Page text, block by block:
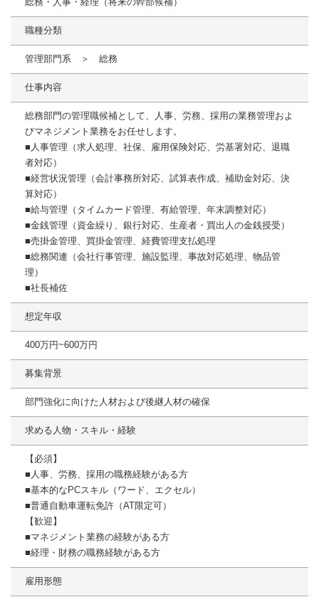
職種分類
管理部門系 ＞ 総務
仕事内容
総務部門の管理職候補として、人事、労務、採用の業務管理およ
びマネジメント業務をお任せします。
■人事管理（求人処理、社保、雇用保険対応、労基署対応、退職
者対応）
■経営状況管理（会計事務所対応、試算表作成、補助金対応、決
算対応）
■給与管理（タイムカード管理、有給管理、年末調整対応）
■金銭管理（資金繰り、銀行対応、生産者・買出人の金銭授受）
■売掛金管理、買掛金管理、経費管理支払処理
■総務関連（会社行事管理、施設監理、事故対応処理、物品管
理）
■社長補佐
想定年収
400万円~600万円
募集背景
部門強化に向けた人材および後継人材の確保
求める人物・スキル・経験
【必須】
■人事、労務、採用の職務経験がある方
■基本的なPCスキル（ワード、エクセル）
■普通自動車運転免許（AT限定可）
【歓迎】
■マネジメント業務の経験がある方
■経理・財務の職務経験がある方
雇用形態